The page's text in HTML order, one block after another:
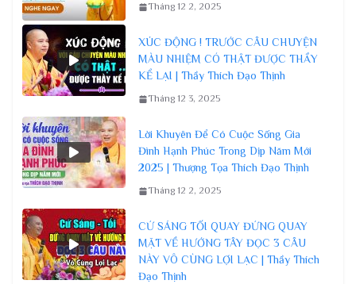
Tháng 12 2, 2025
XÚC ĐỘNG ! TRƯỚC CÂU CHUYỆN
MÀU NHIỆM CÓ THẬT ĐƯỢC THẦY
KỂ LẠI | Thầy Thích Đạo Thịnh
Tháng 12 3, 2025
Lời Khuyên Để Có Cuộc Sống Gia
Đình Hạnh Phúc Trong Dịp Năm Mới
2025 | Thượng Tọa Thích Đạo Thịnh
Tháng 12 2, 2025
CỨ SÁNG TỐI QUAY ĐỨNG QUAY
MẶT VỀ HƯỚNG TÂY ĐỌC 3 CÂU
NÀY VÔ CÙNG LỢI LẠC | Thầy Thích
Đạo Thịnh